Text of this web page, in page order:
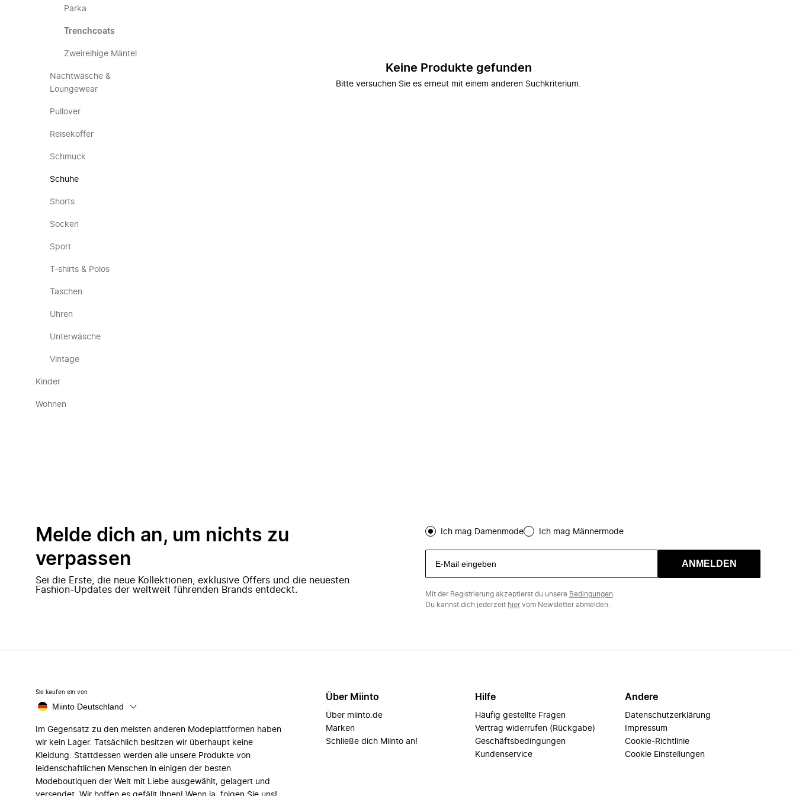
Parka
Trenchcoats
Zweireihige Mäntel
Nachtwäsche &
Loungewear
Pullover
Reisekoffer
Schmuck
Schuhe
Shorts
Socken
Sport
T-shirts & Polos
Taschen
Uhren
Unterwäsche
Vintage
Kinder
Wohnen
Keine Produkte gefunden
Bitte versuchen Sie es erneut mit einem anderen Suchkriterium.
Melde dich an, um nichts zu
verpassen
Sei die Erste, die neue Kollektionen, exklusive Offers und die neuesten
Fashion-Updates der weltweit führenden Brands entdeckt.
Ich mag Damenmode Ich mag Männermode
ANMELDEN
Mit der Registrierung akzeptierst du unsere Bedingungen
Du kannst dich jederzeit hiervom Newsletter abmelden.
Sie kaufen ein von
Miinto Deutschland
Im Gegensatz zu den meisten anderen Modeplattformen haben
wir kein Lager. Tatsächlich besitzen wir überhaupt keine
Kleidung. Stattdessen werden alle unsere Produkte von
leidenschaftlichen Menschen in einigen der besten
Modeboutiquen der Welt mit Liebe ausgewählt, gelagert und
Über Miinto
Über miinto.de
Marken
Schließe dich Miinto an!
Hilfe
Häufig gestellte Fragen
Vertrag widerrufen (Rückgabe)
Geschäftsbedingungen
Kundenservice
Andere
Datenschutzerklärung
Impressum
Cookie-Richtlinie
Cookie Einstellungen